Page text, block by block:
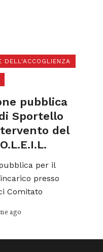
DELL'ACCOGLIENZA
pubblica
Sportello
del
per il
presso
Comitato
ago